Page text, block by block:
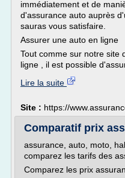
immédiatement et de
d'assurance auto auprès
sauras vous satisfaire.
Assurer une auto en ligne
Tout comme sur notre site
ligne , il est possible
Lire la suite
Site : https://
Comparatif prix
assurance, auto, moto,
comparez les tarifs des
Comparez les prix